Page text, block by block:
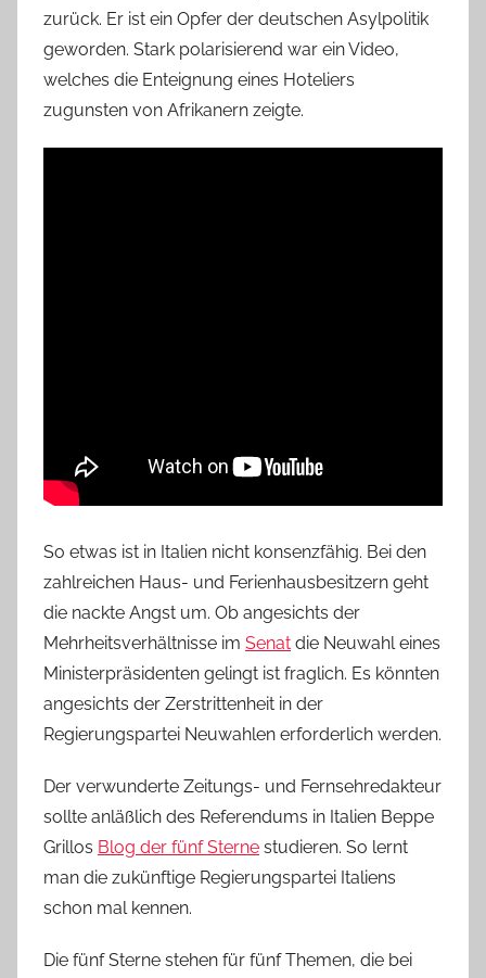
zurück. Er ist ein Opfer der deutschen Asylpolitik
geworden. Stark polarisierend war ein Video,
welches die Enteignung eines Hoteliers
zugunsten von Afrikanern zeigte.
So etwas ist in Italien nicht konsenzfähig. Bei den
zahlreichen Haus- und Ferienhausbesitzern geht
die nackte Angst um. Ob angesichts der
Mehrheitsverhältnisse im Senat die Neuwahl eines
Ministerpräsidenten gelingt ist fraglich. Es könnten
angesichts der Zerstrittenheit in der
Regierungspartei Neuwahlen erforderlich werden.
Der verwunderte Zeitungs- und Fernsehredakteur
sollte anläßlich des Referendums in Italien Beppe
Grillos Blog der fünf Sterne studieren. So lernt
man die zukünftige Regierungspartei Italiens
schon mal kennen.
Die fünf Sterne stehen für fünf Themen, die bei